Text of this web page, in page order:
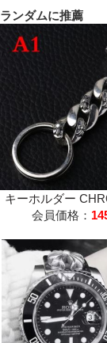
ランダムに推薦
キーホルダー
会員価格：